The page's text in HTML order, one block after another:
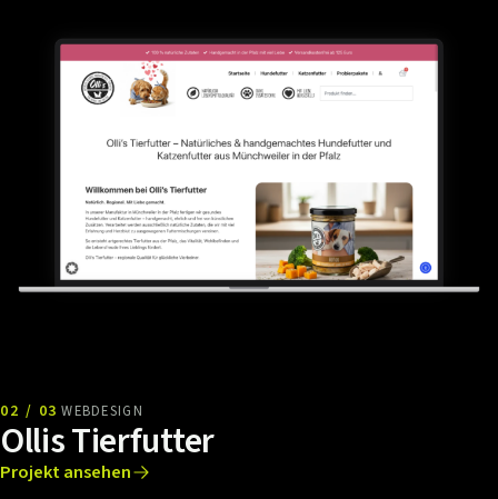
02 / 03 WEBDESIGN
Ollis Tierfutter
Projekt ansehen